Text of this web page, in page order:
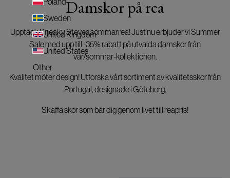
Damskor på rea
Upptäck Sneaky Steves sommarrea! Just nu erbjuder vi Summer
Sale med upp till -35% rabatt på utvalda damskor från
vår/sommar-kollektionen.
Kvalitet möter design! Utforska vårt sortiment av kvalitetsskor från
Portugal, designade i Göteborg.
Skaffa skor som bär dig genom livet till reapris!
Sweden
United Kingdom
United States
Other